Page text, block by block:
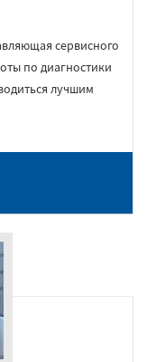
сервисного
по диагностики
лучшим